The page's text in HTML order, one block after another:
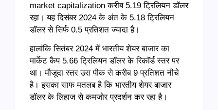
market capitalization करीब 5.19 ट्रिलियन डॉलर
रहा। यह दिसंबर 2024 के अंत के 5.18 ट्रिलियन
डॉलर से सिर्फ 0.5 प्रतिशत ज्यादा है।
हालांकि सितंबर 2024 में भारतीय शेयर बाजार का
मार्केट कैप 5.66 ट्रिलियन डॉलर के रिकॉर्ड स्तर पर
था। मौजूदा स्तर उस पीक से करीब 9 प्रतिशत नीचे
है। इसका साफ मतलब है कि भारतीय शेयर बाजार
डॉलर के लिहाज से कमजोर प्रदर्शन कर रहा है।